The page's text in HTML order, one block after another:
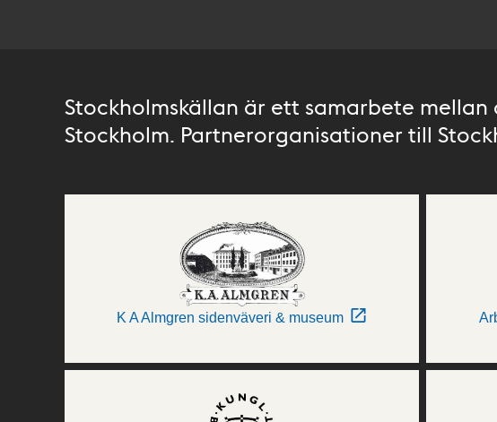
Stockholmskällan är ett samarbete mellan
Stockholm. Partnerorganisationer till
K A Almgren sidenväveri & museum